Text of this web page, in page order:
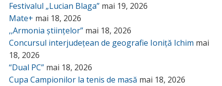
Festivalul „Lucian Blaga” mai 19, 2026
Mate+ mai 18, 2026
,,Armonia științelor” mai 18, 2026
Concursul interjudețean de geografie Ioniță Ichim mai
18, 2026
“Dual PC” mai 18, 2026
Cupa Campionilor la tenis de masă mai 18, 2026